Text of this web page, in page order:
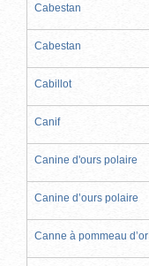
Cabestan
Cabestan
Cabillot
Canif
Canine d'ours polaire
Canine d’ours polaire
Canne à pommeau d’or